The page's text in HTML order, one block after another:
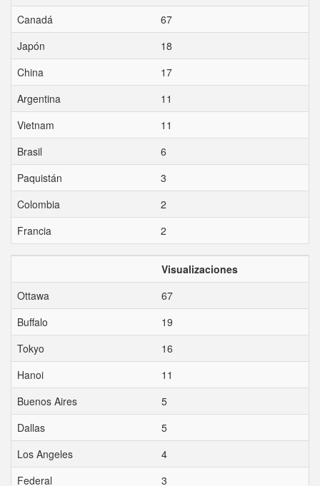
Canadá
67
Japón
18
China
17
Argentina
11
Vietnam
11
Brasil
6
Paquistán
3
Colombia
2
Francia
2
Visualizaciones
Ottawa
67
Buffalo
19
Tokyo
16
Hanoi
11
Buenos Aires
5
Dallas
5
Los Angeles
4
Federal
3